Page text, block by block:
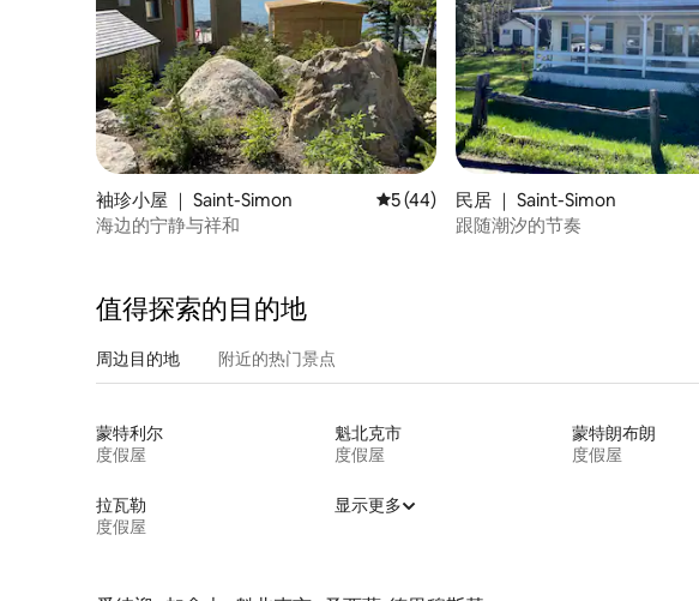
袖珍小屋 ｜ Saint-Simon 平均评分 5 分（满分 5 分），共 44 条评价
5 (44)
海边的宁静与祥和
民居 ｜ Saint-Simon
跟随潮汐的节奏
值得探索的目的地
周边目的地 附近的热门景点
蒙特利尔
度假屋
魁北克市
度假屋
蒙特朗布朗
度假屋
拉瓦勒
度假屋
显示更多